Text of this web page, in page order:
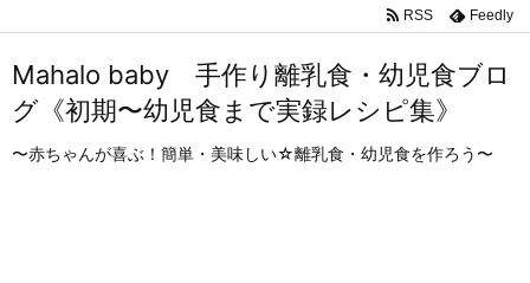
Mahalo baby 手作り離乳食・幼児食ブロ
グ《初期〜幼児食まで実録レシピ集》
〜赤ちゃんが喜ぶ！簡単・美味しい☆離乳食・幼児食を作ろう〜
RSS Feedly